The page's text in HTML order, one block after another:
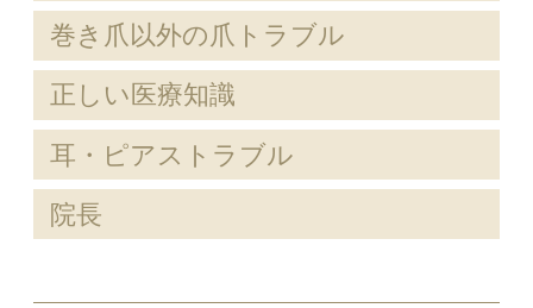
巻き爪以外の爪トラブル
正しい医療知識
耳・ピアストラブル
院長